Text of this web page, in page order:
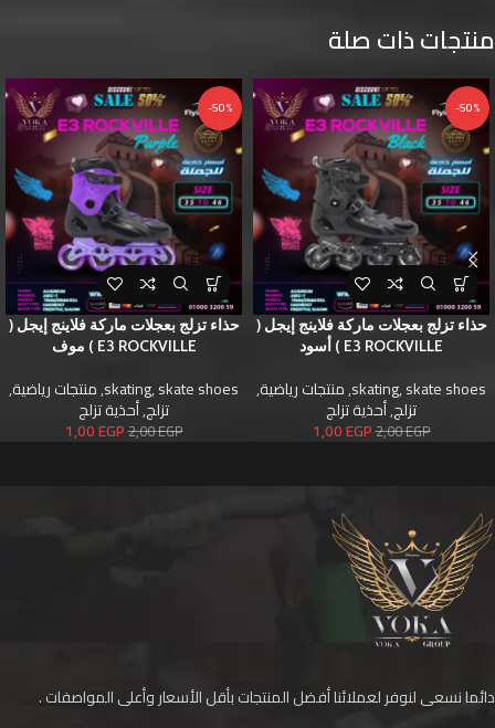
منتجات ذات صلة
-50%
حذاء تزلج بعجلات ماركة فلاينج إيجل (
E3 ROCKVILLE ) أسود
skating,skate shoes
,منتجات رياضية,
تزلج,أحذية تزلج
2,00EGP
1,00EGP
-50%
حذاء تزلج بعجلات ماركة فلاينج إيجل (
E3 ROCKVILLE ) موف
skating,skate shoes
,منتجات رياضية,
تزلج,أحذية تزلج
2,00EGP
1,00EGP
دائما نسعى لنوفر لعملائنا أفضل المنتجات بأقل الأسعار وأعلى المواصفات .